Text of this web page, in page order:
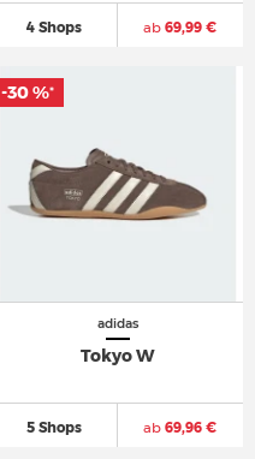
4 Shops ab 69,99 €
adidas
Tokyo W
5 Shops ab 69,96 €
-30 %*
-30 %*